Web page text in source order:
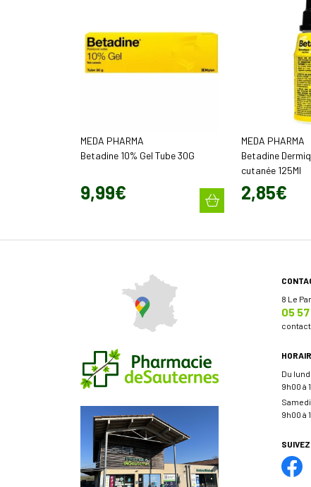
MEDA PHARMA
Betadine 10% Gel Tube 30G
9,99€
MEDA PHARMA
Betadine
cutanée 125Ml
2,85€
8 Le
05
contact
Du
9h00 à
Samedi
9h00 à